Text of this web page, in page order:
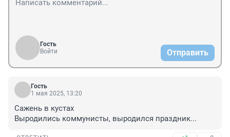
Гость
Войти
Отправить
Гость
1 мая 2025, 13:20
Сажень в кустах
Выродились коммунисты, выродился праздник...